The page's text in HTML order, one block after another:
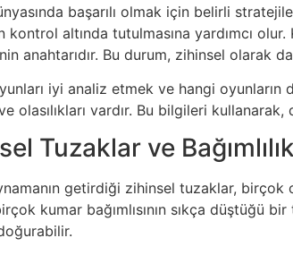
başarılı olmak için belirli
kontrol altında tutulmasına yardımcı
anahtarıdır. Bu durum, zihinsel olarak
iyi analiz etmek ve hangi
olasılıkları vardır. Bu bilgileri
Tuzaklar ve
getirdiği zihinsel tuzaklar, birçok
kumar bağımlısının sıkça düştüğü